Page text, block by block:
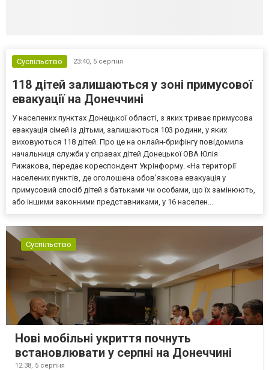
Суспільство 23:40, 5 серпня
118 дітей залишаються у зоні примусової
евакуації на Донеччині
У населених пунктах Донецької області, з яких триває примусова
евакуація сімей із дітьми, залишаються 103 родини, у яких
виховуються 118 дітей. Про це на онлайн-брифінгу повідомила
начальниця служби у справах дітей Донецької ОВА Юлія
Рижакова, передає кореспондент Укрінформу. «На території
населених пунктів, де оголошена обов’язкова евакуація у
примусовий спосіб дітей з батьками чи особами, що їх замінюють,
або іншими законними представниками, у 16 населен...
Суспільство
Нові мобільні укриття почнуть
встановлювати у серпні на Донеччині
12:38, 5 серпня